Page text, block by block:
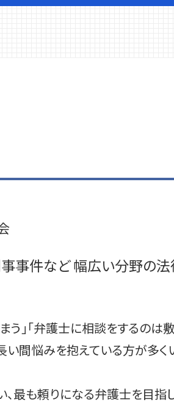
産分割 生前贈与
遺産分割 成年後見人
産分割 生前 合意
己破産とは
事事件など 幅広い分野の
」「弁護士に相談をするのは
い間悩みを抱えている方が多く
最も頼りになる弁護士を目指